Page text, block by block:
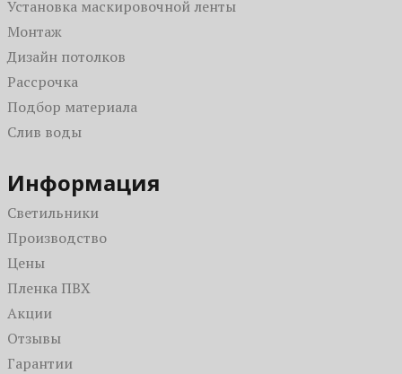
На балкон / на лоджию
В гостиную
На кухню
Светопрозрачные
Одноуровневые
Со световыми линиями
С подсветкой
С фотопечатью
Установка маскировочной ленты
Монтаж
Дизайн потолков
Рассрочка
Подбор материала
Слив воды
Информация
Светильники
Производство
Цены
Пленка ПВХ
Акции
Отзывы
Гарантии